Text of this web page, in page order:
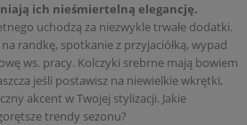
ich nieśmiertelną elegancję.
uchodzą za niezwykle trwałe dodatki.
randkę, spotkanie z przyjaciółką, wypad
ws. pracy. Kolczyki srebrne mają bowiem
jeśli postawisz na niewielkie wkrętki,
akcent w Twojej stylizacji. Jakie
trendy sezonu?